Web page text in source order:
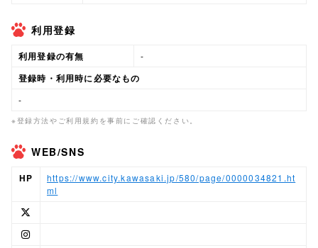
利用登録
利用登録の有無 -
登録時・利用時に必要なもの
-
※登録方法やご利用規約を事前にご確認ください。
WEB/SNS
HP
https://www.city.kawasaki.jp/580/page/0000034821.ht
ml